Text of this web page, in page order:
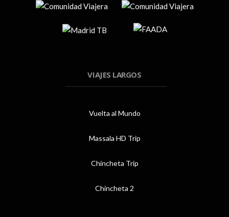
VIAJES LARGOS
Vuelta al Mundo
Massala HD Trip
Chincheta Trip
Chincheta 2